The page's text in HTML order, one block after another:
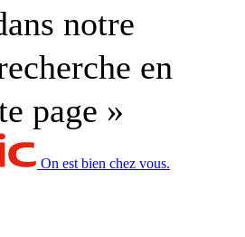
notre
en
page »
On est bien chez vous.